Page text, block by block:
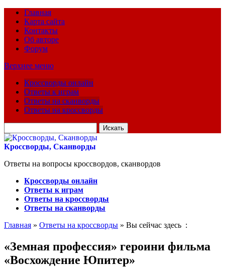
Главная
Карта сайта
Контакты
Об авторе
Форум
Верхнее меню
Кроссворды онлайн
Ответы к играм
Ответы на сканворды
Ответы на кроссворды
для:
Кроссворды, Сканворды
Ответы на вопросы кроссвордов, сканвордов
Кроссворды онлайн
Ответы к играм
Ответы на кроссворды
Ответы на сканворды
Главная » Ответы на кроссворды » Вы сейчас здесь :
«Земная профессия» героини фильма
«Восхождение Юпитер»